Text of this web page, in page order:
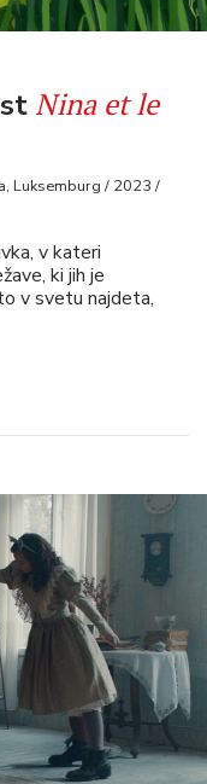
Nina et le
Luksemburg / 2023 /
v kateri
ki jih je
v svetu najdeta,